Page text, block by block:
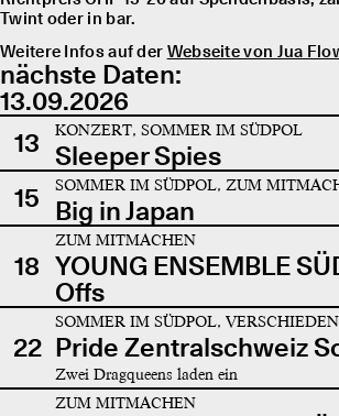
Twint oder in bar.
Weitere Infos auf der Webseite von Jua
nächste Daten:
13.09.2026
13
KONZERT, SOMMER IM SÜDPOL
Sleeper Spies
15
SOMMER IM SÜDPOL, ZUM
Big in Japan
18
ZUM MITMACHEN
YOUNG ENSEMBLE
Offs
22
SOMMER IM SÜDPOL,
Pride Zentralschweiz
Zwei Dragqueens laden ein
ZUM MITMACHEN